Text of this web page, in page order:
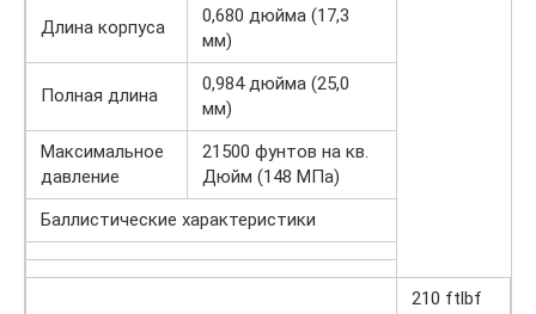
Длина корпуса
0,680 дюйма (17,3
мм)
Полная длина
0,984 дюйма (25,0
мм)
Максимальное
давление
21500 фунтов на кв.
Дюйм (148 МПа)
Баллистические характеристики
210 ftlbf